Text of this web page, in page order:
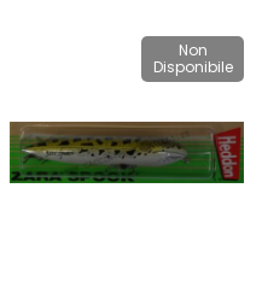
Non
Disponibile